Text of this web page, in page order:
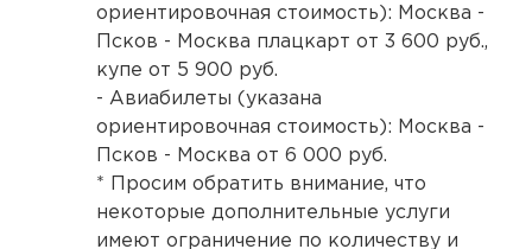
ориентировочная стоимость): Москва -
Псков - Москва плацкарт от 3 600 руб.,
купе от 5 900 руб.
- Авиабилеты (указана
ориентировочная стоимость): Москва -
Псков - Москва от 6 000 руб.
* Просим обратить внимание, что
некоторые дополнительные услуги
имеют ограничение по количеству и